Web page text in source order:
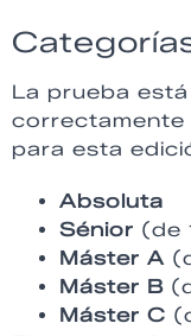
La prueba
correctamente
para esta
Absoluta
Sénior (de
Máster A
Máster B
Máster C